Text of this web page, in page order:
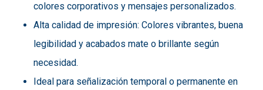
colores corporativos y mensajes personalizados.
Alta calidad de impresión: Colores vibrantes, buena
legibilidad y acabados mate o brillante según
necesidad.
Ideal para señalización temporal o permanente en